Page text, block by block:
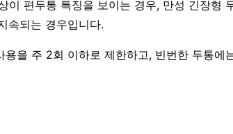
이 편두통 특징을 보이는 경우, 만성 긴장형
속되는 경우입니다.
을 주 2회 이하로 제한하고, 빈번한 두통에